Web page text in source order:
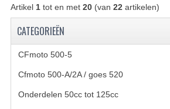
BASHAN 250-11B
Artikel 1tot en met 20(van 22artikelen)
CATEGORIEËN
CFmoto 500-5(5)
Cfmoto 500-A/2A / goes 520(347)
Onderdelen 50cc tot 125cc(49)